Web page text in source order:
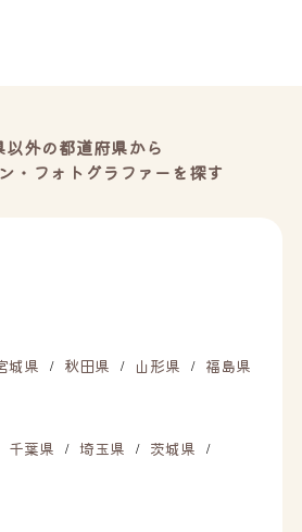
以外の都道府県から
・フォトグラファーを探す
城県 / 秋田県 / 山形県 / 福島県
千葉県 / 埼玉県 / 茨城県 /